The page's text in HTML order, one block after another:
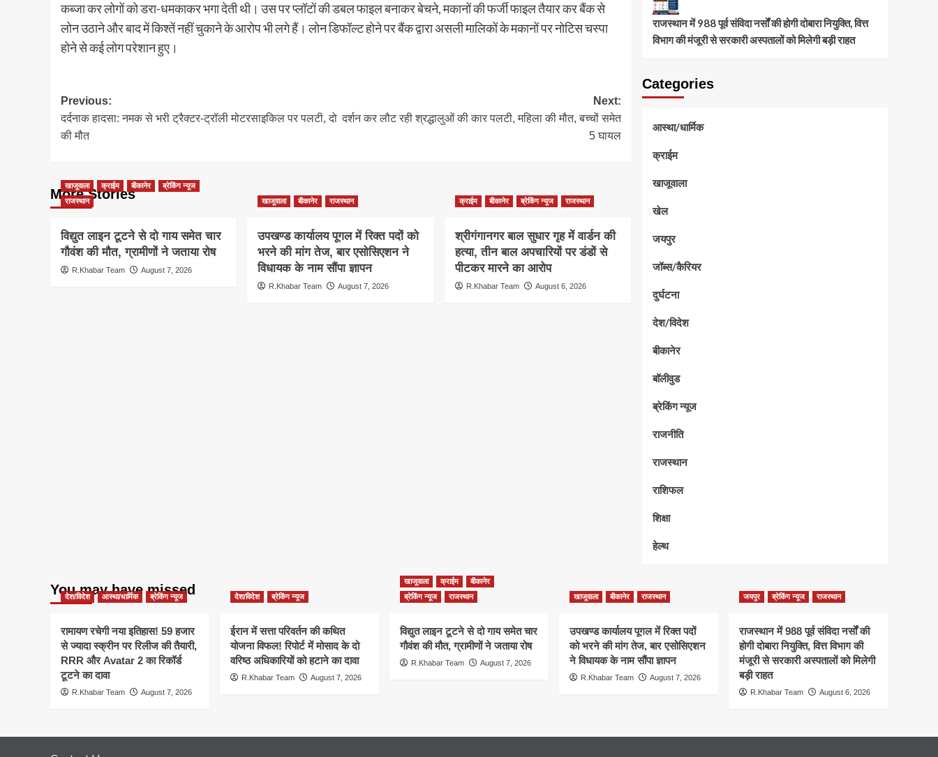
कब्जा कर लोगों को डरा-धमकाकर भगा देती थी। उस पर प्लॉटों की डबल फाइल बनाकर बेचने, मकानों की फर्जी फाइल तैयार कर बैंक से
लोन उठाने और बाद में किश्तें नहीं चुकाने के आरोप भी लगे हैं। लोन डिफॉल्ट होने पर बैंक द्वारा असली मालिकों के मकानों पर नोटिस चस्पा
होने से कई लोग परेशान हुए।
Post
navigation
Previous:
दर्दनाक हादसा: नमक से भरी ट्रैक्टर-ट्रॉली मोटरसाइकिल पर पलटी, दो
की मौत
Next:
दर्शन कर लौट रही श्रद्धालुओं की कार पलटी, महिला की मौत, बच्चों समेत
5 घायल
More Stories
खाजूवाला क्राईम बीकानेर
ब्रेकिंग न्यूज
राजस्थान
विद्युत लाइन टूटने से दो गाय समेत चार
गौवंश की मौत, ग्रामीणों ने जताया रोष
R.Khabar Team August 7, 2026
खाजूवाला बीकानेर राजस्थान
उपखण्ड कार्यालय पूगल में रिक्त पदों को
भरने की मांग तेज, बार एसोसिएशन ने
विधायक के नाम सौंपा ज्ञापन
R.Khabar Team August 7, 2026
क्राईम बीकानेर ब्रेकिंग न्यूज राजस्थान
श्रीगंगानगर बाल सुधार गृह में वार्डन की
हत्या, तीन बाल अपचारियों पर डंडों से
पीटकर मारने का आरोप
R.Khabar Team August 6, 2026
राजस्थान में 988 पूर्व संविदा नर्सों की होगी दोबारा नियुक्ति, वित्त
विभाग की मंजूरी से सरकारी अस्पतालों को मिलेगी बड़ी राहत
Categories
आस्था/धार्मिक
क्राईम
खाजूवाला
खेल
जयपुर
जॉब्स/कैरियर
दुर्घटना
देश/विदेश
बीकानेर
बॉलीवुड
ब्रेकिंग न्यूज
राजनीति
राजस्थान
राशिफल
शिक्षा
हेल्थ
You may have missed
देश/विदेश आस्था/धार्मिक ब्रेकिंग न्यूज
रामायण रचेगी नया इतिहास! 59 हजार
से ज्यादा स्क्रीन पर रिलीज की तैयारी,
RRR और Avatar 2 का रिकॉर्ड
टूटने का दावा
R.Khabar Team August 7, 2026
देश/विदेश ब्रेकिंग न्यूज
ईरान में सत्ता परिवर्तन की कथित
योजना विफल! रिपोर्ट में मोसाद के दो
वरिष्ठ अधिकारियों को हटाने का दावा
R.Khabar Team August 7, 2026
खाजूवाला क्राईम
बीकानेर
ब्रेकिंग न्यूज
राजस्थान
विद्युत लाइन टूटने से दो गाय समेत चार
गौवंश की मौत, ग्रामीणों ने जताया रोष
R.Khabar Team August 7, 2026
खाजूवाला बीकानेर राजस्थान
उपखण्ड कार्यालय पूगल में रिक्त पदों
को भरने की मांग तेज, बार एसोसिएशन
ने विधायक के नाम सौंपा ज्ञापन
R.Khabar Team August 7, 2026
जयपुर ब्रेकिंग न्यूज राजस्थान
राजस्थान में 988 पूर्व संविदा नर्सों की
होगी दोबारा नियुक्ति, वित्त विभाग की
मंजूरी से सरकारी अस्पतालों को मिलेगी
बड़ी राहत
R.Khabar Team August 6, 2026